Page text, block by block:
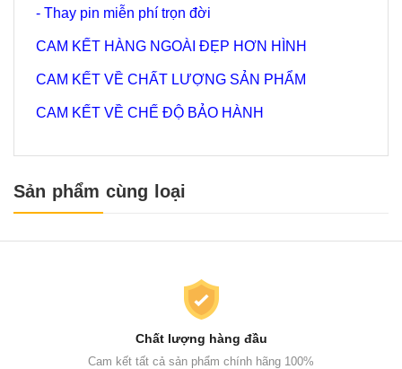
- Thay pin miễn phí trọn đời
CAM KẾT HÀNG NGOÀI ĐẸP HƠN HÌNH
CAM KẾT VỀ CHẤT LƯỢNG SẢN PHẨM
CAM KẾT VỀ CHẾ ĐỘ BẢO HÀNH
Sản phẩm cùng loại
Chất lượng hàng đầu
Cam kết tất cả sản phẩm chính hãng 100%